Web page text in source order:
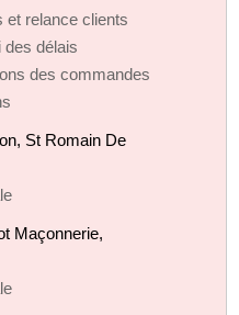
et relance clients
des délais
des commandes
St Romain De
Maçonnerie,